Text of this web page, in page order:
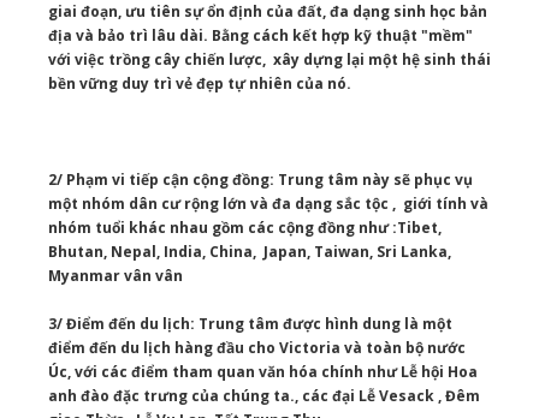
giai đoạn, ưu tiên sự ổn định của đất, đa dạng sinh học bản
địa và bảo trì lâu dài. Bằng cách kết hợp kỹ thuật "mềm"
với việc trồng cây chiến lược, xây dựng lại một hệ sinh thái
bền vững duy trì vẻ đẹp tự nhiên của nó.
2/ Phạm vi tiếp cận cộng đồng: Trung tâm này sẽ phục vụ
một nhóm dân cư rộng lớn và đa dạng sắc tộc , giới tính và
nhóm tuổi khác nhau gồm các cộng đồng như :Tibet,
Bhutan, Nepal, India, China, Japan, Taiwan, Sri Lanka,
Myanmar vân vân
3/ Điểm đến du lịch: Trung tâm được hình dung là một
điểm đến du lịch hàng đầu cho Victoria và toàn bộ nước
Úc, với các điểm tham quan văn hóa chính như Lễ hội Hoa
anh đào đặc trưng của chúng ta., các đại Lễ Vesack , Đêm